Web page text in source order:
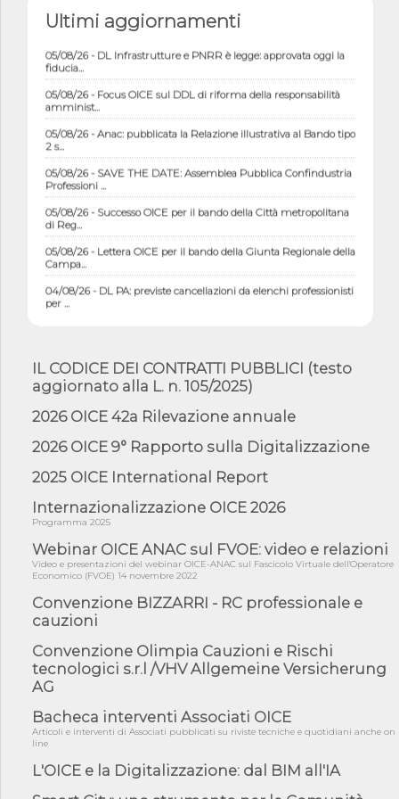
Ultimi aggiornamenti
06/08/26 - DDL delegazione europea in Cdm per recepimento
norme UE in m...
05/08/26 - DL Infrastrutture e PNRR è legge: approvata oggi la
fiducia...
05/08/26 - Focus OICE sul DDL di riforma della responsabilità
amminist...
05/08/26 - Anac: pubblicata la Relazione illustrativa al Bando tipo
2 s...
05/08/26 - SAVE THE DATE: Assemblea Pubblica Confindustria
Professioni ...
05/08/26 - Successo OICE per il bando della Città metropolitana
di Reg...
05/08/26 - Lettera OICE per il bando della Giunta Regionale della
Campa...
04/08/26 - DL PA: previste cancellazioni da elenchi professionisti
per ...
04/08/26 - CdS, project financing: progetto di fattibilità da
impugnar...
penali per ...
04/08/26 - CdS: partecipazione alla gara non equivale ad
acquiescenza r...
04/08/26 - DL Infrastrutture approvato alla Camera, passa ora al
03/08/26 - TAR Piemonte: RUP può avvalersi di consulente
IL CODICE DEI CONTRATTI PUBBLICI (testo
aggiornato alla L. n. 105/2025)
2026 OICE 42a Rilevazione annuale
2026 OICE 9° Rapporto sulla Digitalizzazione
2025 OICE International Report
Internazionalizzazione OICE 2026
Programma 2025
Webinar OICE ANAC sul FVOE: video e relazioni
Video e presentazioni del webinar OICE-ANAC sul Fascicolo Virtuale dell'Operatore
Economico (FVOE) 14 novembre 2022
Convenzione BIZZARRI - RC professionale e
cauzioni
Convenzione Olimpia Cauzioni e Rischi
tecnologici s.r.l /VHV Allgemeine Versicherung
AG
Bacheca interventi Associati OICE
Articoli e interventi di Associati pubblicati su riviste tecniche e quotidiani anche on
line
L'OICE e la Digitalizzazione: dal BIM all'IA